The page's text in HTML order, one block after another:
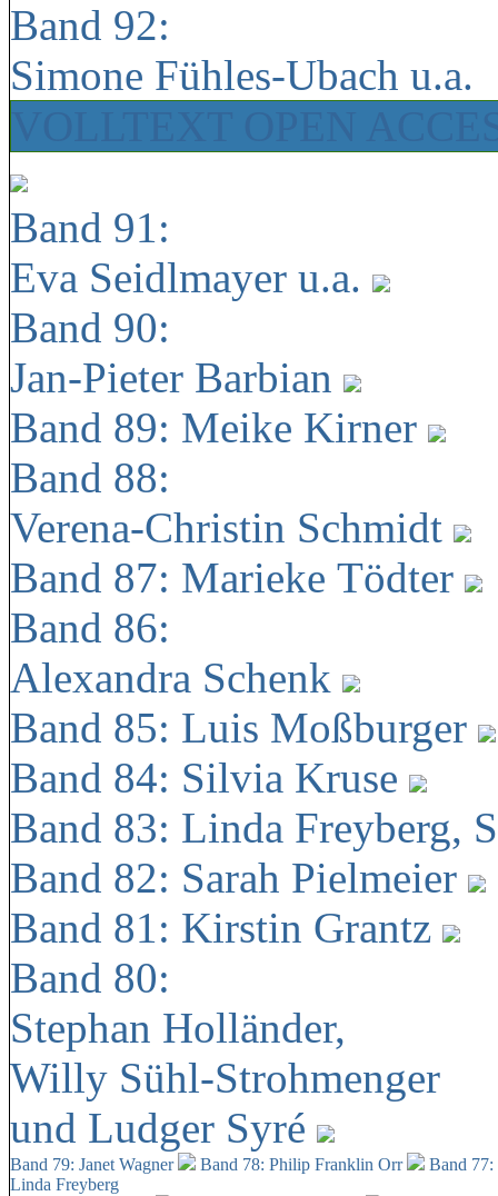
Band 92:
Simone Fühles-Ubach u.a.
Band 91:
Eva Seidlmayer u.a.
Band 90:
Jan-Pieter Barbian
Band 89: Meike Kirner
Band 88:
Verena-Christin Schmidt
Band 87: Marieke Tödter
Band 86:
Alexandra Schenk
Band 85: Luis Moßburger
Band 84: Silvia Kruse
Band 83: Linda Freyberg,
Band 82: Sarah Pielmeier
Band 81: Kirstin Grantz
Band 80:
Stephan Holländer,
Willy Sühl-Strohmenger
und Ludger Syré
Band 79: Janet Wagner Band 78: Philip Franklin Orr
Band
Linda Freyberg